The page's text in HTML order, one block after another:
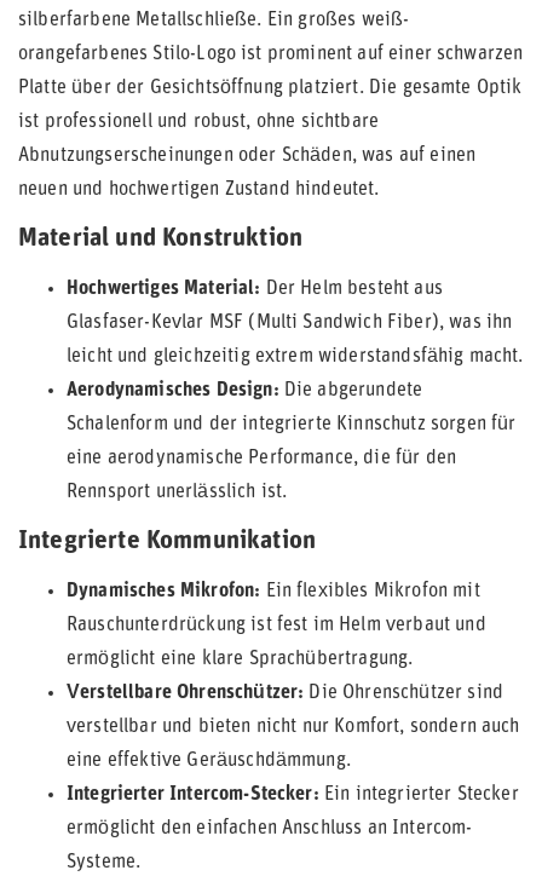
silberfarbene Metallschließe. Ein großes weiß-
orangefarbenes Stilo-Logo ist prominent auf einer schwarzen
Platte über der Gesichtsöffnung platziert. Die gesamte Optik
ist professionell und robust, ohne sichtbare
Abnutzungserscheinungen oder Schäden, was auf einen
neuen und hochwertigen Zustand hindeutet.
Material und Konstruktion
Hochwertiges Material: Der Helm besteht aus
Glasfaser-Kevlar MSF (Multi Sandwich Fiber), was ihn
leicht und gleichzeitig extrem widerstandsfähig macht.
Aerodynamisches Design: Die abgerundete
Schalenform und der integrierte Kinnschutz sorgen für
eine aerodynamische Performance, die für den
Rennsport unerlässlich ist.
Integrierte Kommunikation
Dynamisches Mikrofon: Ein flexibles Mikrofon mit
Rauschunterdrückung ist fest im Helm verbaut und
ermöglicht eine klare Sprachübertragung.
Verstellbare Ohrenschützer: Die Ohrenschützer sind
verstellbar und bieten nicht nur Komfort, sondern auch
eine effektive Geräuschdämmung.
Integrierter Intercom-Stecker: Ein integrierter Stecker
ermöglicht den einfachen Anschluss an Intercom-
Systeme.